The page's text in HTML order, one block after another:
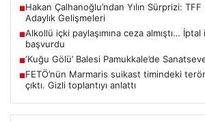
■Hakan Çalhanoğlu’ndan Yılın Sürprizi: TFF
Adaylık Gelişmeleri
■Alkollü içki paylaşımına ceza almıştı…
başvurdu
■‘Kuğu Gölü’ Balesi Pamukkale’de
■FETÖ’nün Marmaris suikast timindeki
çıktı. Gizli toplantıyı anlattı